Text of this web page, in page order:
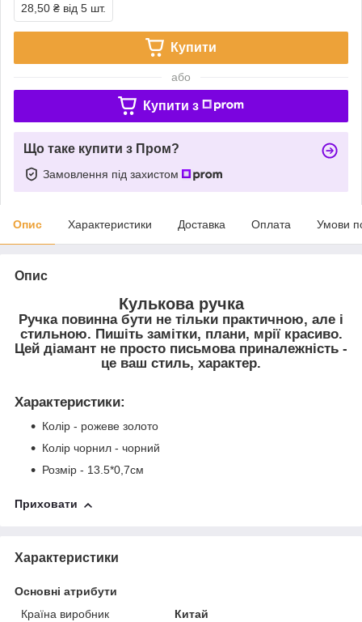
28,50 ₴ від 5 шт.
Купити
або
Купити з
Що таке купити з Пром?
Замовлення під захистом
Опис Характеристики Доставка Оплата Умови
Опис
Кулькова ручка
Ручка повинна бути не тільки практичною, але і
стильною. Пишіть замітки, плани, мрії красиво.
Цей діамант не просто письмова приналежність -
це ваш стиль, характер.
Характеристики:
Колір - рожеве золото
Колір чорнил - чорний
Розмір - 13.5*0,7см
Приховати
Характеристики
Основні атрибути
Країна виробник
Китай